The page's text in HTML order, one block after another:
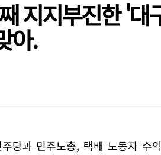
지지부진한 '
아.
당과 민주노총, 택배 노동자 수